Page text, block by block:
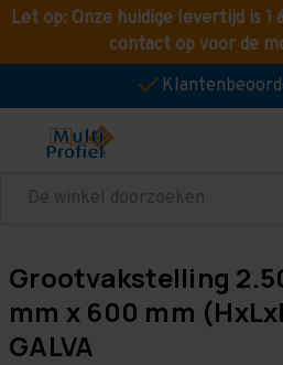
Let op: Onze huidige levertijd is 1
contact op voor de
Zoeken
Grootvakstelling
mm x 600 mm
GALVA